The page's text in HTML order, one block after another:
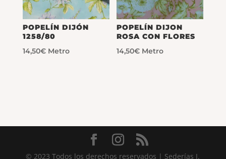
POPELÍN DIJÓN
1258/80
14,50€ Metro
POPELÍN DIJON
ROSA CON FLORES
14,50€ Metro
© 2023 Todos los derechos reservados | Sederías J.